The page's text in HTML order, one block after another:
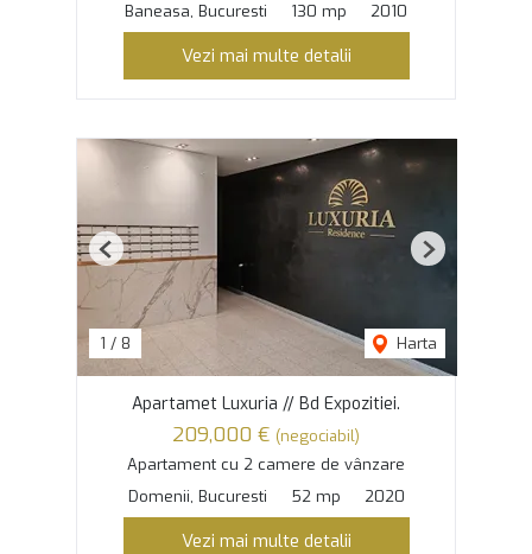
Baneasa, Bucuresti
130 mp 2010
Vezi mai multe detalii
1 / 8 Harta
Previous Next
Apartamet Luxuria // Bd Expozitiei.
209,000 € (negociabil)
Apartament cu 2 camere de vânzare
Domenii, Bucuresti
52 mp 2020
Vezi mai multe detalii